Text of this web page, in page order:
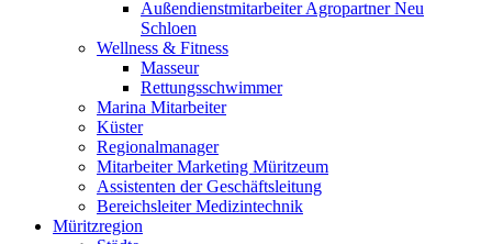
Außendienstmitarbeiter Agropartner Neu
Schloen
Wellness & Fitness
Masseur
Rettungsschwimmer
Marina Mitarbeiter
Küster
Regionalmanager
Mitarbeiter Marketing Müritzeum
Assistenten der Geschäftsleitung
Bereichsleiter Medizintechnik
Müritzregion